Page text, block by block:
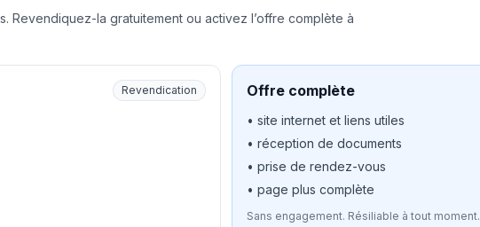
la gratuitement ou activez l’offre complète à
Revendication Offre complète
• site internet et liens utiles
• réception de documents
• prise de rendez-vous
• page plus complète
Sans engagement. Résiliable à tout moment.